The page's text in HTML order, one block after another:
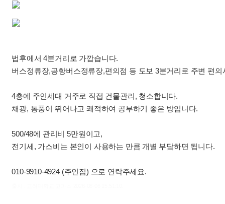
법후에서 4분거리로 가깝습니다.
버스정류장,공항버스정류장,편의점 등 도보 3분거리로 주변 편
4층에 주인세대 거주로 직접 건물관리, 청소합니다.
채광, 통풍이 뛰어나고 쾌적하여 공부하기 좋은 방입니다.
500/48에 관리비 5만원이고,
전기세, 가스비는 본인이 사용하는 만큼 개별 부담하면 됩니다.
010-9910-4924 (주인집) 으로 연락주세요.